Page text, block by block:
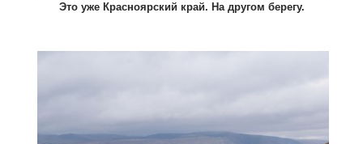
Это уже Красноярский край. На другом берегу.